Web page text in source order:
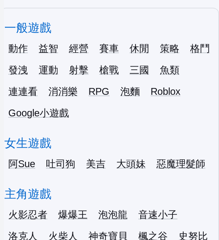
一般遊戲
動作 益智 經營 賽車 休閒 策略
格鬥
發洩
運動 射擊 槍戰 三國
魚類
連連看
消消樂 RPG 泡麵
Roblox
Google小遊戲
女生遊戲
阿Sue 吐司狗 美吉 大頭妹 惡魔理髮師
主角遊戲
火影忍者 爆爆王 泡泡龍
音速小子
洛克人
火柴人 神奇寶貝 楓之谷
史努比